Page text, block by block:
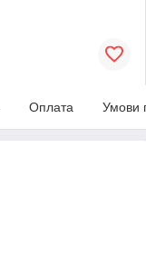
Оплата Умови